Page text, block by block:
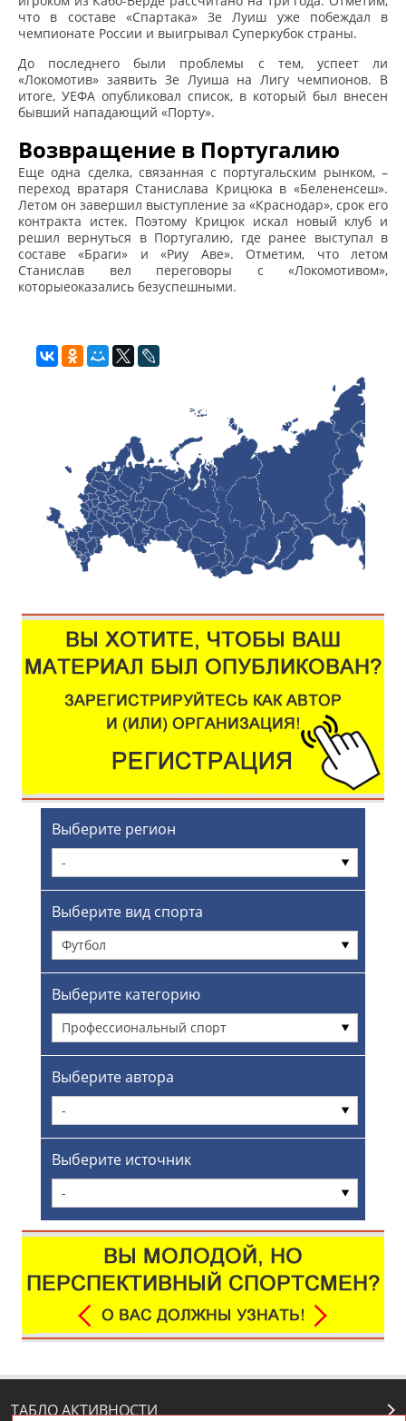
что в составе «Спартака» Зе Луиш уже побеждал в
чемпионате России и выигрывал Суперкубок страны.
До последнего были проблемы с тем, успеет ли
«Локомотив» заявить Зе Луиша на Лигу чемпионов. В
итоге, УЕФА опубликовал список, в который был внесен
бывший нападающий «Порту».
Возвращение в Португалию
Еще одна сделка, связанная с португальским рынком, –
переход вратаря Станислава Крицюка в «Белененсеш».
Летом он завершил выступление за «Краснодар», срок его
контракта истек. Поэтому Крицюк искал новый клуб и
решил вернуться в Португалию, где ранее выступал в
составе «Браги» и «Риу Аве». Отметим, что летом
Станислав вел переговоры с «Локомотивом»,
которыеоказались безуспешными.
Выберите регион
-
Выберите вид спорта
Футбол
Выберите категорию
Профессиональный спорт
Выберите автора
-
Выберите источник
-
ТАБЛО АКТИВНОСТИ